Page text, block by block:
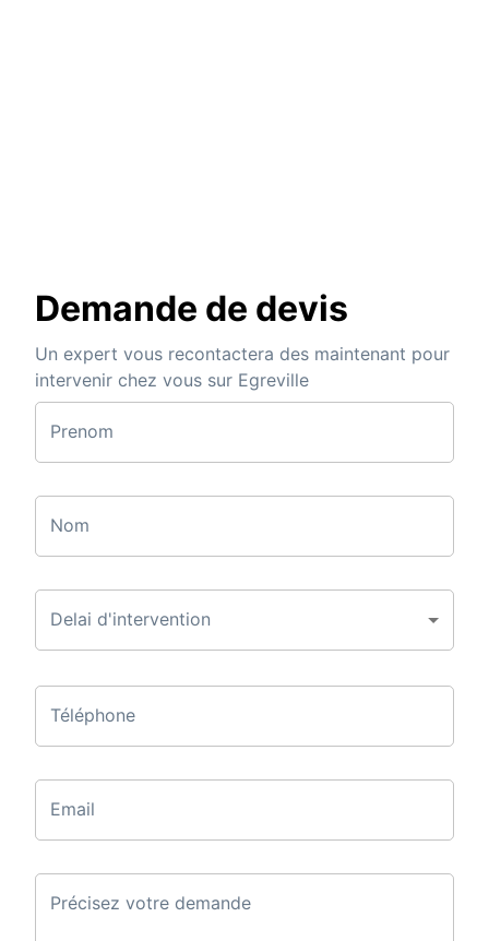
Demande de devis
Un expert vous recontactera des maintenant pour
intervenir chez vous sur Egreville
Prenom
Nom
Delai d'intervention
Téléphone
Email
Précisez votre demande